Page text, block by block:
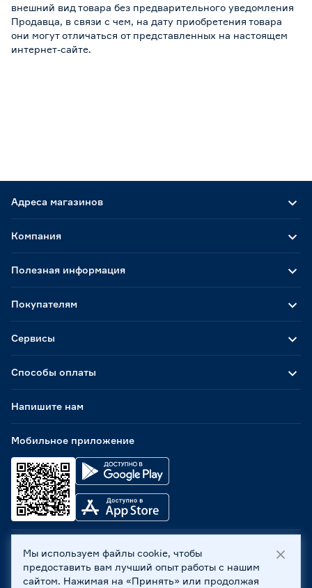
внешний вид товара без предварительного уведомления
Продавца, в связи с чем, на дату приобретения товара
они могут отличаться от представленных на настоящем
интернет-сайте.
Адреса магазинов
Способы оплаты
Мобильное приложение
Компания
Полезная информация
Покупателям
Сервисы
Напишите нам
ООО «Бауцентр Рус» 2004 -2026, 236029, г. Калининград,
ул. А.Невского, 205. ИНН 7702596813, КПП 390601001 ©
Все права защищены
Мы используем файлы cookie, чтобы
предоставить вам лучший опыт работы с нашим
сайтом. Нажимая на «Принять» или продолжая